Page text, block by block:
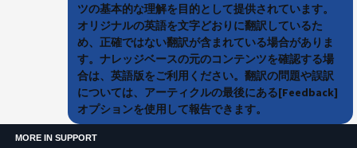
ツの基本的な理解を目的として提供されています。
オリジナルの英語を文字どおりに翻訳しているた
め、正確ではない翻訳が含まれている場合がありま
す。ナレッジベースの元のコンテンツを確認する場
合は、英語版をご利用ください。翻訳の問題や誤訳
については、アーティクルの最後にある[Feedback]
オプションを使用して報告できます。
MORE IN SUPPORT